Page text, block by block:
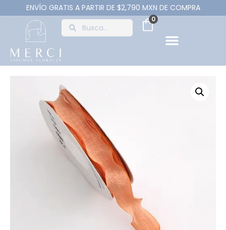
ENVÍO GRATIS A PARTIR DE $2,790 MXN DE COMPRA
0